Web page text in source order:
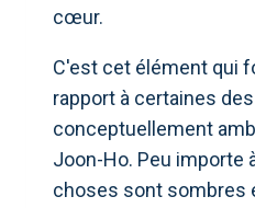
cœur.
C'est cet élément qui
rapport à certaines
conceptuellement
Joon-Ho. Peu importe
choses sont sombres